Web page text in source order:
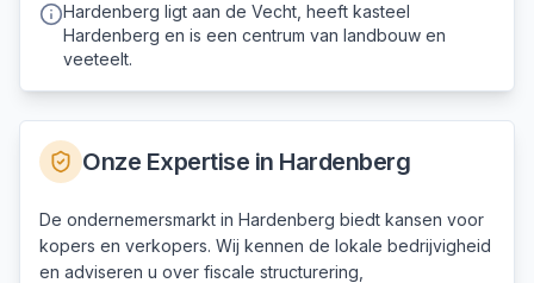
Hardenberg ligt aan de Vecht, heeft kasteel
Hardenberg en is een centrum van landbouw en
veeteelt.
Onze Expertise in Hardenberg
De ondernemersmarkt in Hardenberg biedt kansen voor
kopers en verkopers. Wij kennen de lokale bedrijvigheid
en adviseren u over fiscale structurering,